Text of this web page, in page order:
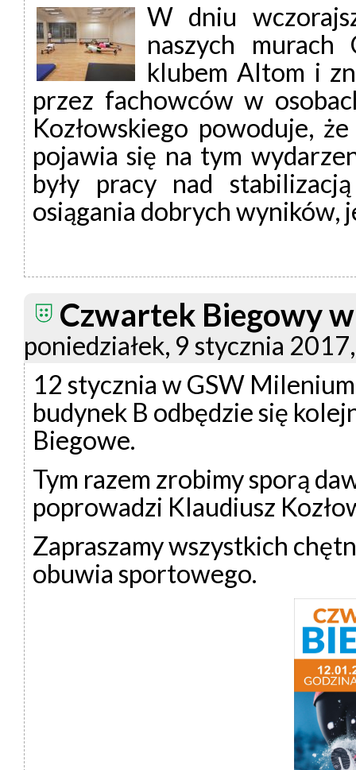
W dniu
naszych murach
klubem Altom i
przez fachowców w
Kozłowskiego powoduje,
pojawia się na tym
były pracy nad
osiągania dobrych wyników,
Czwartek Biegowy
poniedziałek, 9 stycznia
12 stycznia w GSW
budynek B odbędzie się
Biegowe.
Tym razem zrobimy sporą
poprowadzi Klaudiusz
Zapraszamy wszystkich
obuwia sportowego.